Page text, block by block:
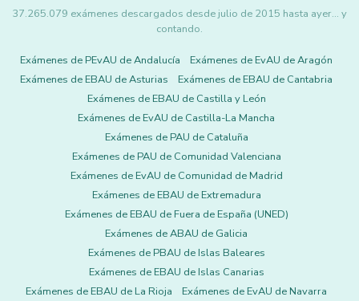
37.265.079 exámenes descargados desde julio de 2015 hasta ayer... y
contando.
Exámenes de PEvAU de Andalucía
Exámenes de EvAU de Aragón
Exámenes de EBAU de Asturias
Exámenes de EBAU de Cantabria
Exámenes de EBAU de Castilla y León
Exámenes de EvAU de Castilla-La Mancha
Exámenes de PAU de Cataluña
Exámenes de PAU de Comunidad Valenciana
Exámenes de EvAU de Comunidad de Madrid
Exámenes de EBAU de Extremadura
Exámenes de EBAU de Fuera de España (UNED)
Exámenes de ABAU de Galicia
Exámenes de PBAU de Islas Baleares
Exámenes de EBAU de Islas Canarias
Exámenes de EBAU de La Rioja
Exámenes de EvAU de Navarra